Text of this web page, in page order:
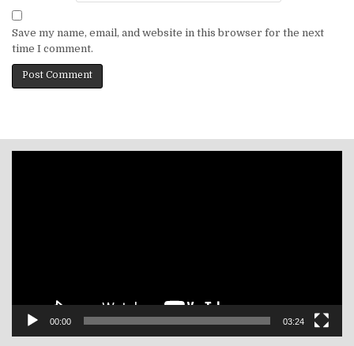
Save my name, email, and website in this browser for the next
time I comment.
00:00 03:24